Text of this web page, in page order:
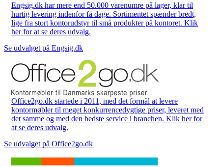
Engsig.dk har mere end 50.000 varenumre på lager, klar til
hurtig levering indenfor få dage. Sortimentet spænder bredt,
lige fra stort kontorudstyr til små produkter på kontoret. Klik
her for at se deres udvalg.
Se udvalget på Engsig.dk
Office2go.dk startede i 2011, med det formål at levere
kontormøbler til meget konkurrencedygtige priser, leveret med
det samme og med den bedste service i branchen. Klik her for
at se deres udvalg.
Se udvalget på Office2go.dk